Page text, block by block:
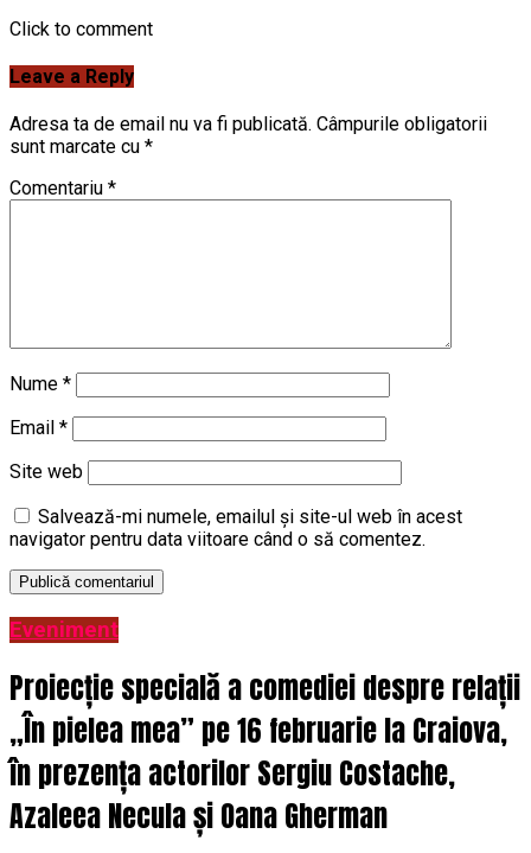
Click to comment
Leave a Reply
Adresa ta de email nu va fi publicată. Câmpurile obligatorii
sunt marcate cu *
Comentariu *
Nume *
Email *
Site web
Salvează-mi numele, emailul și site-ul web în acest
navigator pentru data viitoare când o să comentez.
Eveniment
Proiecție specială a comediei despre relații
„În pielea mea” pe 16 februarie la Craiova,
în prezența actorilor Sergiu Costache,
Azaleea Necula și Oana Gherman